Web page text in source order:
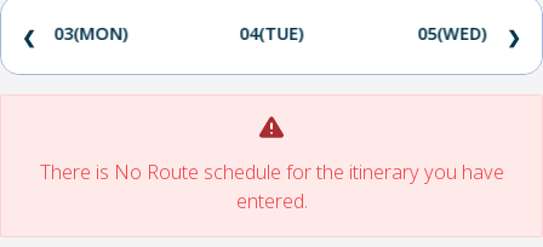
03(MON) 04(TUE) 05(WED)
❮ ❯
There is No Route schedule for the itinerary you have
entered.